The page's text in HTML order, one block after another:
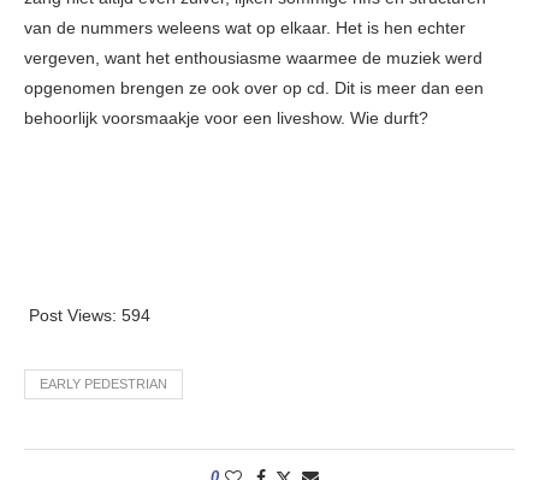
van de nummers weleens wat op elkaar. Het is hen echter
vergeven, want het enthousiasme waarmee de muziek werd
opgenomen brengen ze ook over op cd. Dit is meer dan een
behoorlijk voorsmaakje voor een liveshow. Wie durft?
Post Views: 594
EARLY PEDESTRIAN